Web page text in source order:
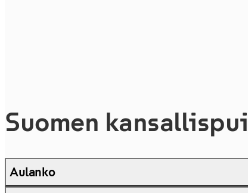
Suomen
Aulanko